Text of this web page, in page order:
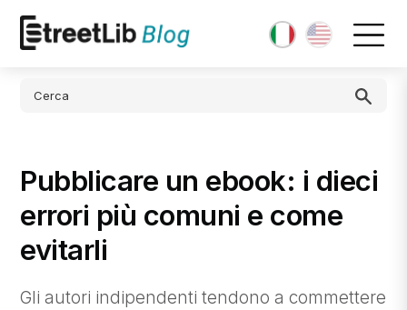
Pubblicare un ebook: i dieci
errori più comuni e come
evitarli
Gli autori indipendenti tendono a commettere